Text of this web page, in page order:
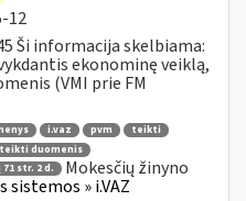
12
Ši informacija skelbiama:
ekonominę veiklą,
(VMI prie FM
i.vaz pvm
teikti
teikti duomenis
str. 2 d.
Mokesčių žinyno
» i.VAZ